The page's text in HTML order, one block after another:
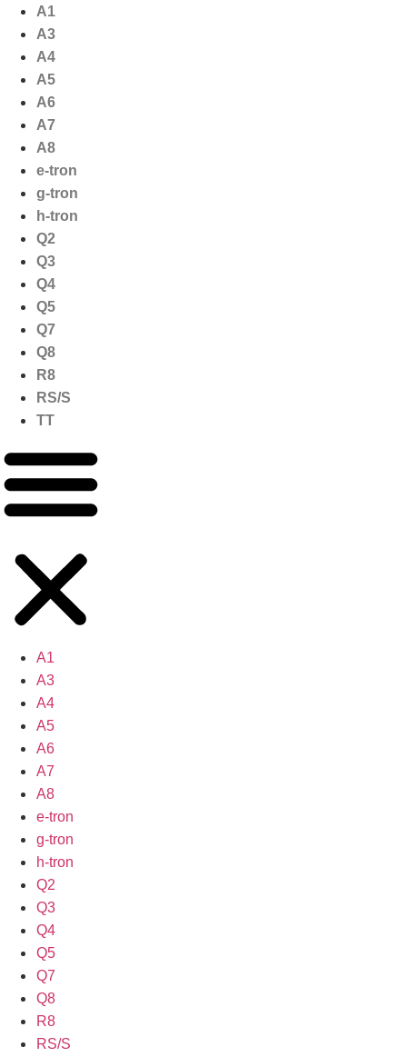
naar
inhoud
A1
A3
A4
A5
A6
A7
A8
e-tron
g-tron
h-tron
Q2
Q3
Q4
Q5
Q7
Q8
R8
RS/S
TT
A1
A3
A4
A5
A6
A7
A8
e-tron
g-tron
h-tron
Q2
Q3
Q4
Q5
Q7
Q8
R8
RS/S